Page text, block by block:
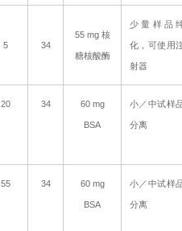
5 34
55 mg 核
糖核酸酶
少量样品
化，可使用
射器
20 34 60 mg
BSA
小／中试样
分离
55 34 60 mg
BSA
小／中试样
分离